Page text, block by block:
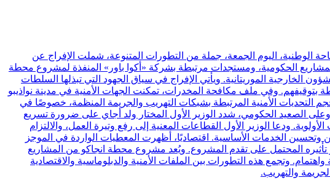
الوطنية، اليوم الجمعة، جملة من التطورات المتنوعة، شملت الإفراج عن
الحكومية، ومستجدات مرتبطة بشركة «أكوا باور» المنفذة لمشروع محطة
أجرتها وزارة الشؤون الخارجية الموريتانية. ويأتي الإفراج في سياق الجهود التي تبذلها السلطات
بتوقيفهم. وفي ملف مكافحة المخدرات، تمكنت الجهات الأمنية في مدينة نواذيبو
من الحشيش. وتعكس العملية حجم التحديات الأمنية المرتبطة بشبكات التهريب والجريمة المنظمة، خصوصًا في
وعلى الصعيد الحكومي، شدد الوزير الأول المختار ولد أجاي على ضرورة تسريع
ودعا الوزير الأول القطاعات المعنية إلى رفع وتيرة العمل، والالتزام
وتحسين الخدمات الأساسية. اقتصاديًا، أظهرت المعطيات الواردة في الموجز
المحتمل على تقدم المشروع. ويُعد مشروع محطة انجاكو من المشاريع
وتجمع هذه التطورات بين الملفات الأمنية والدبلوماسية والاقتصادية
والتهريب.